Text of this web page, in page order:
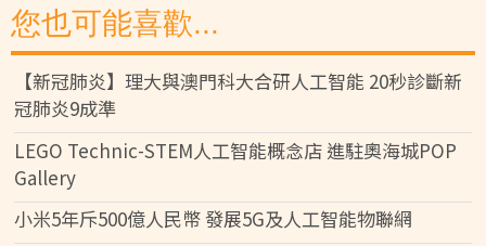
您也可能喜歡...
【新冠肺炎】理大與澳門科大合研人工智能 20秒診斷新
冠肺炎9成準
LEGO Technic-STEM人工智能概念店 進駐奧海城POP
Gallery
小米5年斥500億人民幣 發展5G及人工智能物聯網